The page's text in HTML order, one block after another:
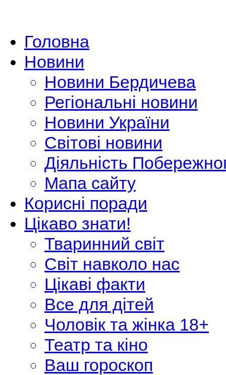
Головна
Новини
Новини Бердичева
Регіональні новини
Новини України
Світові новини
Діяльність
Мапа сайту
Корисні поради
Цікаво знати!
Тваринний світ
Світ навколо нас
Цікаві факти
Все для дітей
Чоловік та жінка 18+
Театр та кіно
Ваш гороскоп